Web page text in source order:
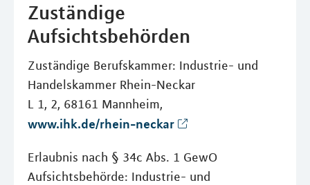
Zuständige
Aufsichtsbehörden
Zuständige Berufskammer: Industrie- und
Handelskammer Rhein-Neckar
L 1, 2, 68161 Mannheim,
www.ihk.de/rhein-neckar
Erlaubnis nach § 34c Abs. 1 GewO
Aufsichtsbehörde: Industrie- und